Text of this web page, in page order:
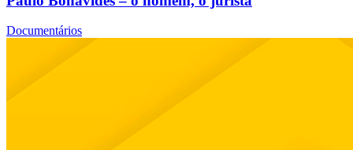
Documentários